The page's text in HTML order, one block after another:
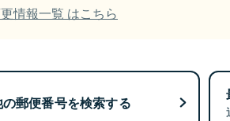
情報一覧 はこちら
の郵便番号を検索する